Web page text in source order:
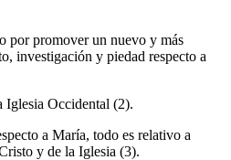
por promover un nuevo y más
investigación y piedad respecto a
Iglesia Occidental (2).
a María, todo es relativo a
y de la Iglesia (3).